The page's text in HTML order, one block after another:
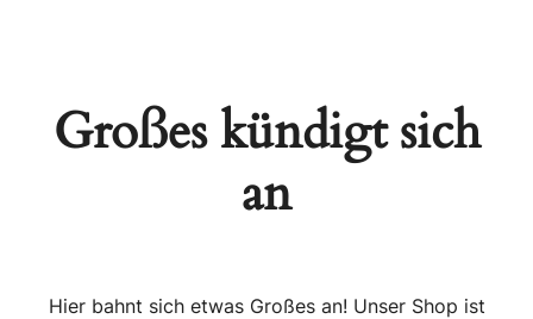
Großes kündigt sich
an
Hier bahnt sich etwas Großes an! Unser Shop ist